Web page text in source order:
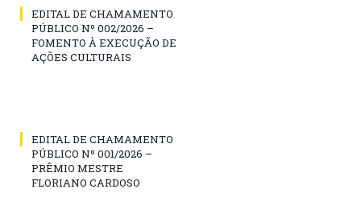
EDITAL DE CHAMAMENTO
PÚBLICO Nº 002/2026 –
FOMENTO À EXECUÇÃO DE
AÇÕES CULTURAIS
EDITAL DE CHAMAMENTO
PÚBLICO Nº 001/2026 –
PRÊMIO MESTRE
FLORIANO CARDOSO